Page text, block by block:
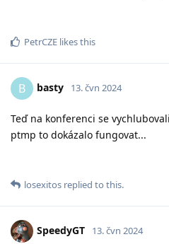
PetrCZE likes this
B basty 13. čvn 2024
Teď na konferenci se
ptmp to dokázalo fungovat...
losexitos replied to this.
SpeedyGT 13. čvn 2024